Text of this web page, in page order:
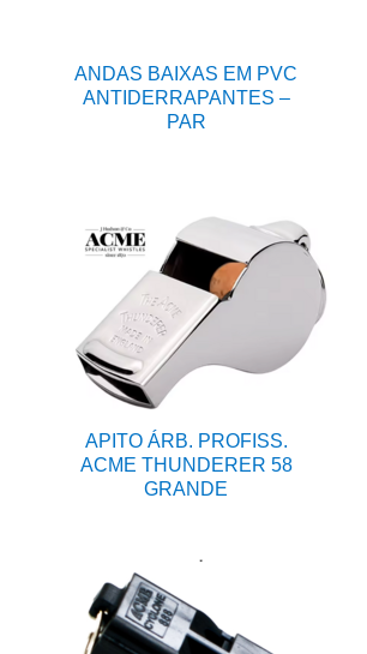
ANDAS BAIXAS EM PVC
ANTIDERRAPANTES –
PAR
APITO ÁRB. PROFISS.
ACME THUNDERER 58
GRANDE